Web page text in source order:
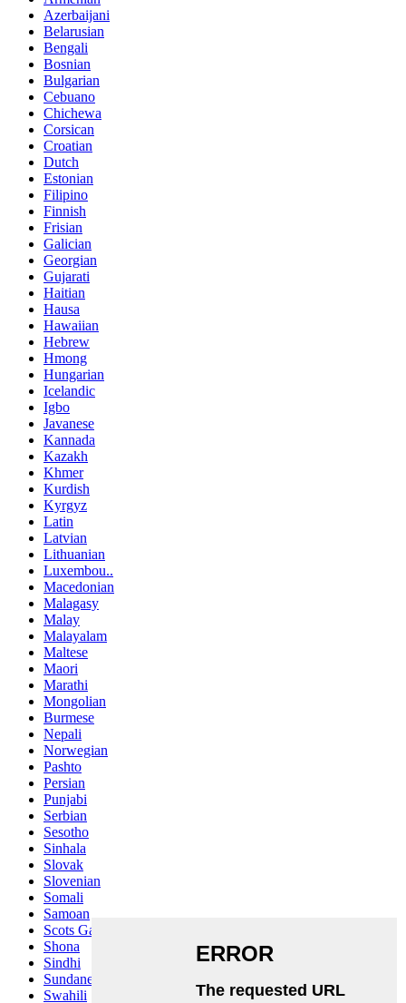
Azerbaijani
Belarusian
Bengali
Bosnian
Bulgarian
Cebuano
Chichewa
Corsican
Croatian
Dutch
Estonian
Filipino
Finnish
Frisian
Galician
Georgian
Gujarati
Haitian
Hausa
Hawaiian
Hebrew
Hmong
Hungarian
Icelandic
Igbo
Javanese
Kannada
Kazakh
Khmer
Kurdish
Kyrgyz
Latin
Latvian
Lithuanian
Luxembou..
Macedonian
Malagasy
Malay
Malayalam
Maltese
Maori
Marathi
Mongolian
Burmese
Nepali
Norwegian
Pashto
Persian
Punjabi
Serbian
Sesotho
Sinhala
Slovak
Slovenian
Somali
Samoan
Scots Gaelic
Shona
Sindhi
Sundanese
Swahili